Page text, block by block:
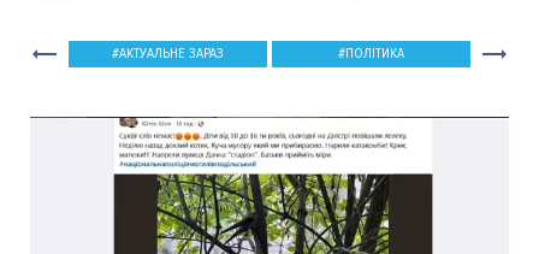
АКТУАЛЬНЕ ЗАРАЗ ПОЛІТИКА